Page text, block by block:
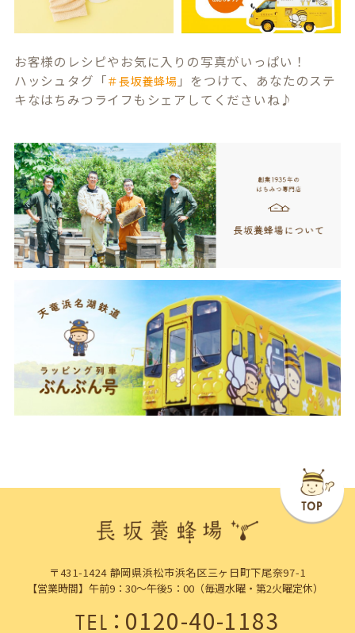
お客様のレシピやお気に入りの写真がいっぱい！
ハッシュタグ「＃長坂養蜂場 」をつけて、あなたのステ
キなはちみつライフもシェアしてくださいね♪
〒431-1424 静岡県浜松市浜名区三ヶ日町下尾奈97-1
【営業時間】午前9：30～午後5：00（毎週水曜・第2火曜定休）
TEL：0120-40-1183